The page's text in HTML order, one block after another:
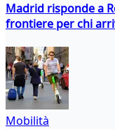
Madrid risponde a
frontiere per chi
Mobilità